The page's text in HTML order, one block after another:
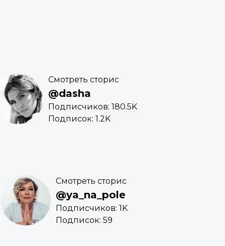
Смотреть сторис
@dasha
Подписчиков: 180.5K
Подписок: 1.2K
Смотреть сторис
@ya_na_pole
Подписчиков: 1K
Подписок: 59